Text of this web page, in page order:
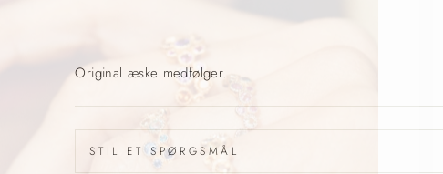
Original æske medfølger.
STIL ET SPØRGSMÅL